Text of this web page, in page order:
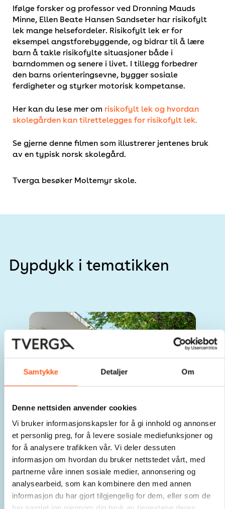
Samtykke Detaljer Om
Denne nettsiden anvender cookies
Vi bruker informasjonskapsler for å gi innhold og annonser
et personlig preg, for å levere sosiale mediefunksjoner og
for å analysere trafikken vår. Vi deler dessuten
informasjon om hvordan du bruker nettstedet vårt, med
partnerne våre innen sosiale medier, annonsering og
analysearbeid, som kan kombinere den med annen
informasjon du har gjort tilgjengelig for dem, eller som de
Ifølge forsker og professor ved Dronning Mauds
Minne, Ellen Beate Hansen Sandseter har risikofylt
lek mange helsefordeler. Risikofylt lek er for
eksempel angstforebyggende, og bidrar til å lære
barn å takle risikofylte situasjoner både i
barndommen og senere i livet. I tillegg forbedrer
den barns orienteringsevne, bygger sosiale
ferdigheter og styrker motorisk kompetanse.
Her kan du lese mer om risikofylt lek og hvordan
skolegården kan tilrettelegges for risikofylt lek.
Se gjerne denne filmen som illustrerer jentenes bruk
av en typisk norsk skolegård.
Tverga besøker Moltemyr skole.
Dypdykk i tematikken
Skolegårdsveileder
Sjekk ut vår oppdaterte digitale skolegårdsveileder
for om du er ute etter oppgradering av skolegården.
Her får du forskningsbasert kunnskap for utvikling av